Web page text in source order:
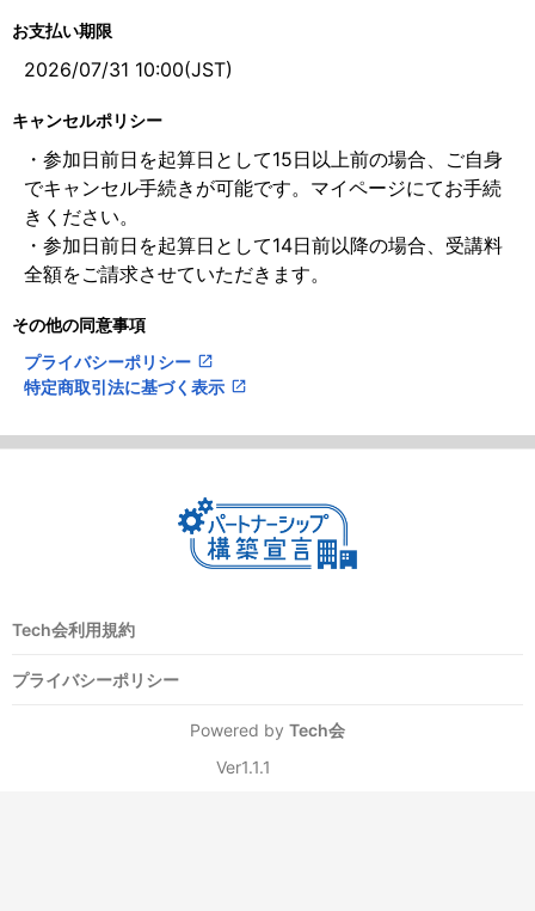
お支払い期限
2026/07/31 10:00(JST)
キャンセルポリシー
・参加日前日を起算日として15日以上前の場合、ご自身
でキャンセル手続きが可能です。マイページにてお手続
きください。
・参加日前日を起算日として14日前以降の場合、受講料
全額をご請求させていただきます。
その他の同意事項
プライバシーポリシー open_in_new
特定商取引法に基づく表示 open_in_new
Tech会利用規約
プライバシーポリシー
Powered by Tech会
Ver1.1.1